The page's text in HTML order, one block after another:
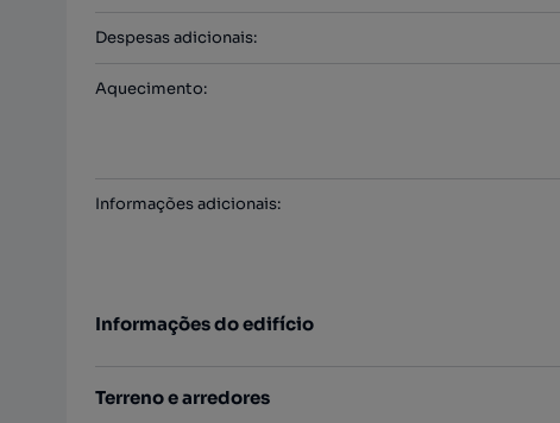
Despesas adicionais:
Aquecimento:
Informações adicionais:
Informações do edifício
Terreno e arredores